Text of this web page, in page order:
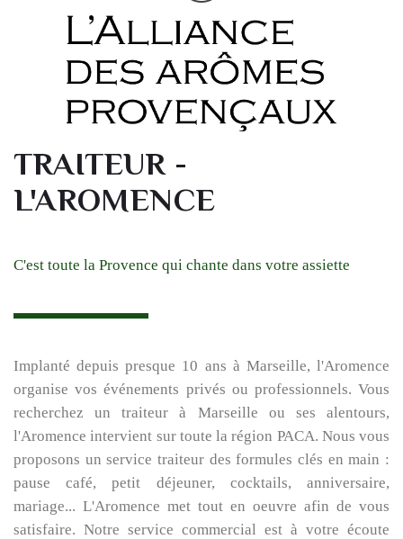
TRAITEUR -
L'AROMENCE
C'est toute la Provence qui chante dans votre assiette
Implanté depuis presque 10 ans à Marseille, l'Aromence
organise vos événements privés ou professionnels. Vous
recherchez un traiteur à Marseille ou ses alentours,
l'Aromence intervient sur toute la région PACA. Nous vous
proposons un service traiteur des formules clés en main :
pause café, petit déjeuner, cocktails, anniversaire,
mariage... L'Aromence met tout en oeuvre afin de vous
satisfaire. Notre service commercial est à votre écoute